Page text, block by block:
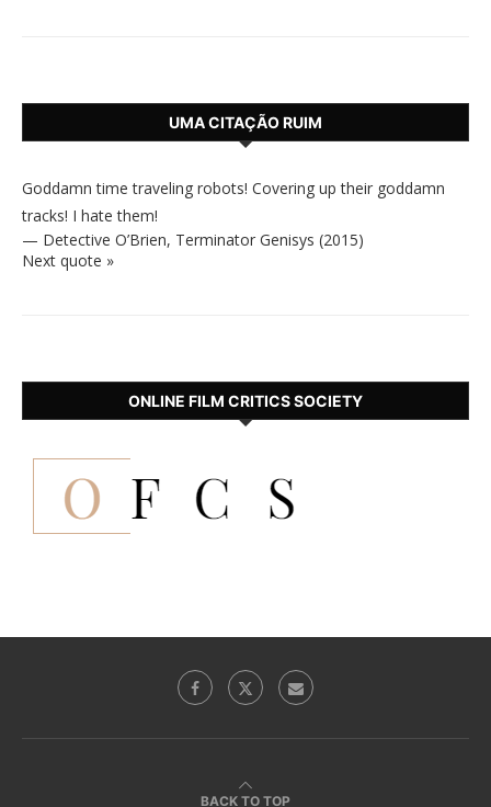
UMA CITAÇÃO RUIM
Goddamn time traveling robots! Covering up their goddamn
tracks! I hate them!
— Detective O’Brien, Terminator Genisys (2015)
Next quote »
ONLINE FILM CRITICS SOCIETY
BACK TO TOP